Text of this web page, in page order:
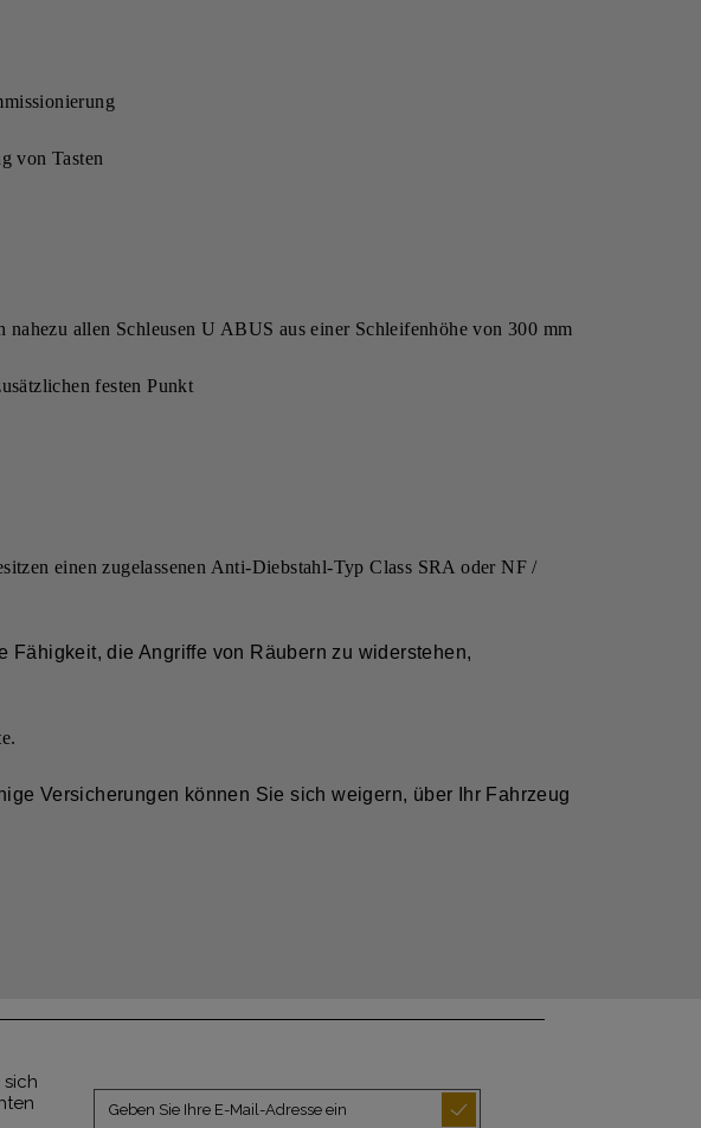
von Tasten
allen Schleusen U ABUS aus einer Schleifenhöhe von 300 mm
festen Punkt
einen zugelassenen Anti-Diebstahl-Typ Class SRA oder NF /
Fähigkeit, die Angriffe von Räubern zu widerstehen,
Versicherungen können Sie sich weigern, über Ihr Fahrzeug